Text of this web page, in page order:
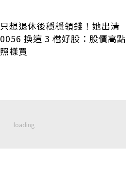
只想退休後穩穩領錢！她出清
0056 換這 3 檔好股：股價高點
照樣買